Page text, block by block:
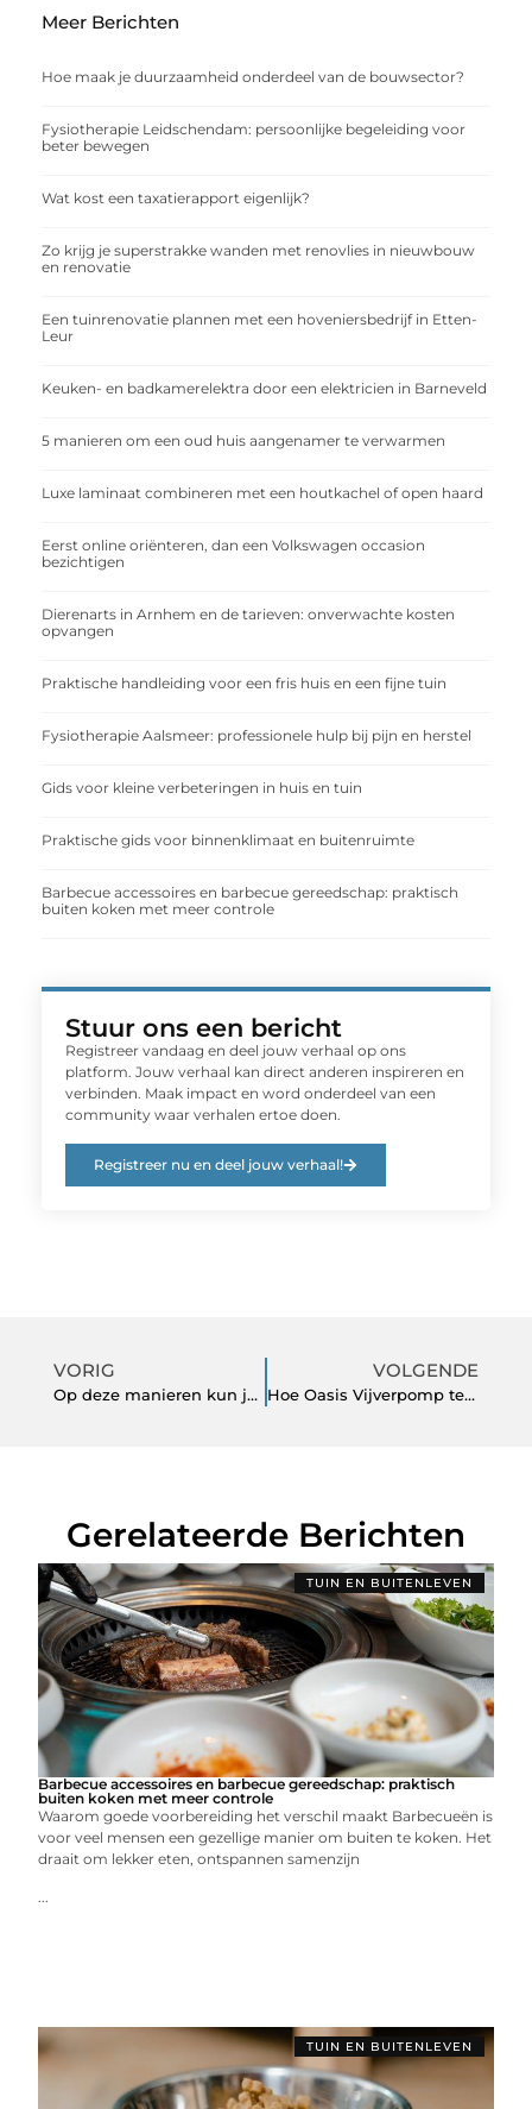
Meer Berichten
Hoe maak je duurzaamheid onderdeel van de bouwsector?
Fysiotherapie Leidschendam: persoonlijke begeleiding voor
beter bewegen
Wat kost een taxatierapport eigenlijk?
Zo krijg je superstrakke wanden met renovlies in nieuwbouw
en renovatie
Een tuinrenovatie plannen met een hoveniersbedrijf in Etten-
Leur
Keuken- en badkamerelektra door een elektricien in Barneveld
5 manieren om een oud huis aangenamer te verwarmen
Luxe laminaat combineren met een houtkachel of open haard
Eerst online oriënteren, dan een Volkswagen occasion
bezichtigen
Dierenarts in Arnhem en de tarieven: onverwachte kosten
opvangen
Praktische handleiding voor een fris huis en een fijne tuin
Fysiotherapie Aalsmeer: professionele hulp bij pijn en herstel
Gids voor kleine verbeteringen in huis en tuin
Praktische gids voor binnenklimaat en buitenruimte
Barbecue accessoires en barbecue gereedschap: praktisch
buiten koken met meer controle
Stuur ons een bericht
Registreer vandaag en deel jouw verhaal op ons
platform. Jouw verhaal kan direct anderen inspireren en
verbinden. Maak impact en word onderdeel van een
community waar verhalen ertoe doen.
Registreer nu en deel jouw verhaal!
VORIG
Op deze manieren kun je de elektra installaties beter onderhouden
VOLGENDE
Hoe Oasis Vijverpomp te Installeren
Gerelateerde Berichten
TUIN EN BUITENLEVEN
Barbecue accessoires en barbecue gereedschap: praktisch
buiten koken met meer controle
Waarom goede voorbereiding het verschil maakt Barbecueën is
voor veel mensen een gezellige manier om buiten te koken. Het
draait om lekker eten, ontspannen samenzijn
...
TUIN EN BUITENLEVEN